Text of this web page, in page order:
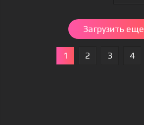
Загрузить еще
1 2 3 4